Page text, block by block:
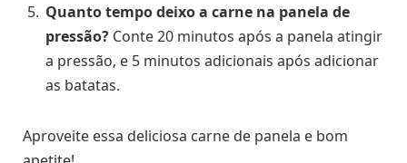
Quanto tempo deixo a carne na panela de
pressão? Conte 20 minutos após a panela atingir
a pressão, e 5 minutos adicionais após adicionar
as batatas.
Aproveite essa deliciosa carne de panela e bom